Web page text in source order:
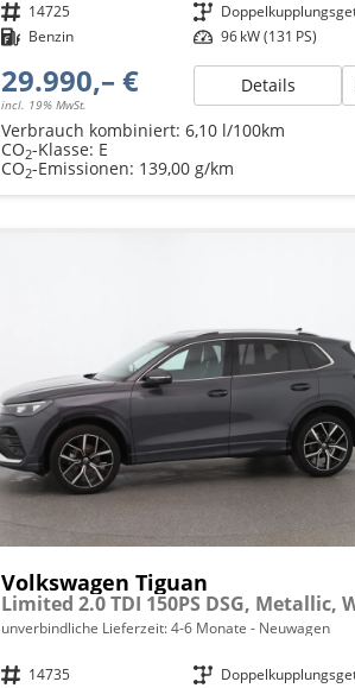
Fahrzeugnr. 14725 Getriebe
Kraftstoff Benzin Leistung 96 kW (131 PS)
29.990,– €
incl. 19% MwSt.
Details
Verbrauch kombiniert: 6,10 l/100km
CO2-Klasse: E
CO2-Emissionen: 139,00 g/km
Volkswagen Tiguan
unverbindliche Lieferzeit: 4-6 Monate Neuwagen
Fahrzeugnr. 14735 Getriebe